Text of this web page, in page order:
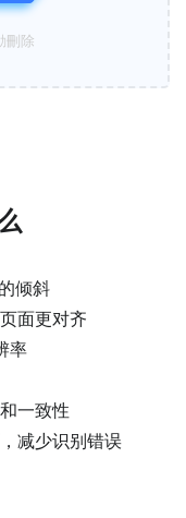
刪除
倾斜
面更对齐
率
一致性
减少识别错误